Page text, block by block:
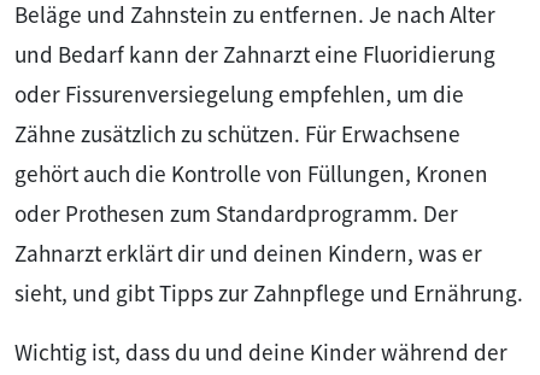
Beläge und Zahnstein zu entfernen. Je nach Alter
und Bedarf kann der Zahnarzt eine Fluoridierung
oder Fissurenversiegelung empfehlen, um die
Zähne zusätzlich zu schützen. Für Erwachsene
gehört auch die Kontrolle von Füllungen, Kronen
oder Prothesen zum Standardprogramm. Der
Zahnarzt erklärt dir und deinen Kindern, was er
sieht, und gibt Tipps zur Zahnpflege und Ernährung.
Wichtig ist, dass du und deine Kinder während der